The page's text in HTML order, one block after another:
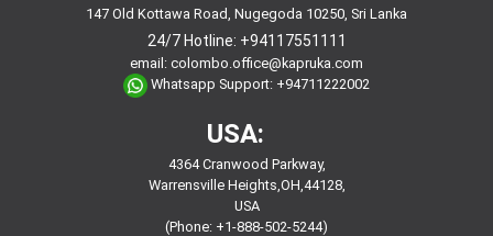
147 Old Kottawa Road, Nugegoda 10250, Sri Lanka
24/7 Hotline: +94117551111
email: colombo.office@kapruka.com
Whatsapp Support: +94711222002
USA:
4364 Cranwood Parkway,
Warrensville Heights,OH,44128,
USA
(Phone: +1-888-502-5244)